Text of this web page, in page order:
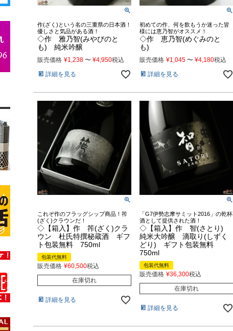
作(ざく)という名の三重県の日本酒！
優しさと気品がある酒！
◇作 雅乃智(みやびのと
も) 純米吟醸
販売価格 ¥1,238 〜 ¥4,950税込
詳細を見る
初めての作、何を飲もうか迷った皆
様には恵乃智がオススメ！
◇作 恵乃智(めぐみのと
も)
販売価格 ¥1,045 〜 ¥4,180税込
詳細を見る
これぞ作のフラッグシップ商品！筰
(ざく)クラウンだ！
◇【箱入】作 筰(ざく)クラ
ウン 杜氏特撰秘蔵酒 ギフ
ト包装無料 750ml
包装代無料
販売価格 ¥60,500税込
在庫切れ
詳細を見る
「G7伊勢志摩サミット2016」の乾杯
酒として提供された酒！
◇【箱入】作 智(さとり)
純米大吟醸 滴取り(しずく
どり) ギフト包装無料
750ml
包装代無料
販売価格 ¥36,300税込
在庫切れ
詳細を見る